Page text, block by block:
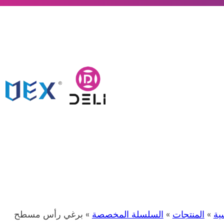
» المنتجات » السلسلة المخصصة » برغي رأس مسطح